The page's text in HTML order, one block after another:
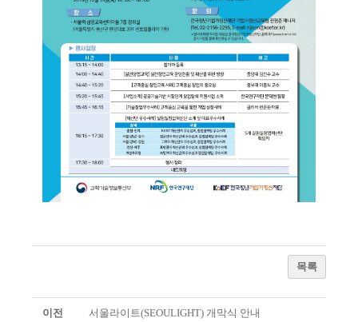
목록
이전 서울라이트(SEOULIGHT) 개막식 안내